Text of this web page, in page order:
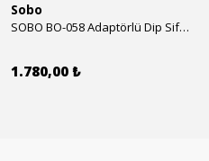
Sobo
SOBO BO-058 Adaptörlü Dip Sifonu 2000 Lth 32 W
1.780,00 ₺